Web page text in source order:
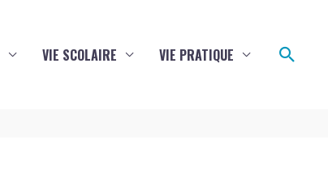
VIE SCOLAIRE VIE PRATIQUE